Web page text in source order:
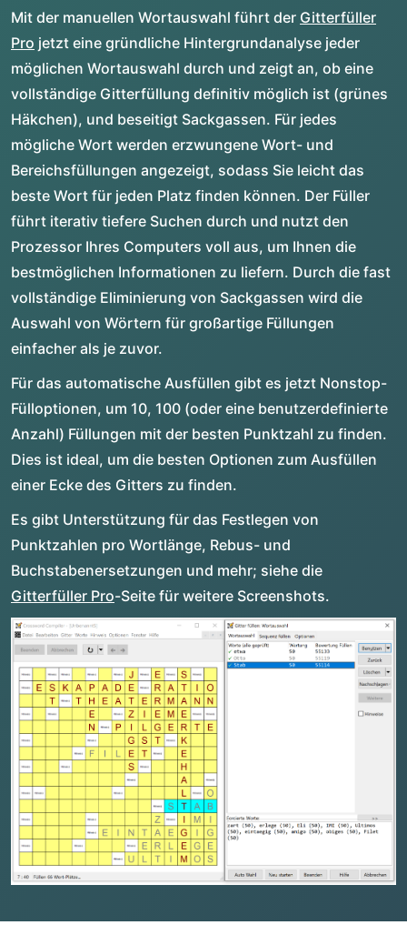
Mit der manuellen Wortauswahl führt der Gitterfüller
Pro jetzt eine gründliche Hintergrundanalyse jeder
möglichen Wortauswahl durch und zeigt an, ob eine
vollständige Gitterfüllung definitiv möglich ist (grünes
Häkchen), und beseitigt Sackgassen. Für jedes
mögliche Wort werden erzwungene Wort- und
Bereichsfüllungen angezeigt, sodass Sie leicht das
beste Wort für jeden Platz finden können. Der Füller
führt iterativ tiefere Suchen durch und nutzt den
Prozessor Ihres Computers voll aus, um Ihnen die
bestmöglichen Informationen zu liefern. Durch die fast
vollständige Eliminierung von Sackgassen wird die
Auswahl von Wörtern für großartige Füllungen
einfacher als je zuvor.
Für das automatische Ausfüllen gibt es jetzt Nonstop-
Fülloptionen, um 10, 100 (oder eine benutzerdefinierte
Anzahl) Füllungen mit der besten Punktzahl zu finden.
Dies ist ideal, um die besten Optionen zum Ausfüllen
einer Ecke des Gitters zu finden.
Es gibt Unterstützung für das Festlegen von
Punktzahlen pro Wortlänge, Rebus- und
Buchstabenersetzungen und mehr; siehe die
Gitterfüller Pro-Seite für weitere Screenshots.